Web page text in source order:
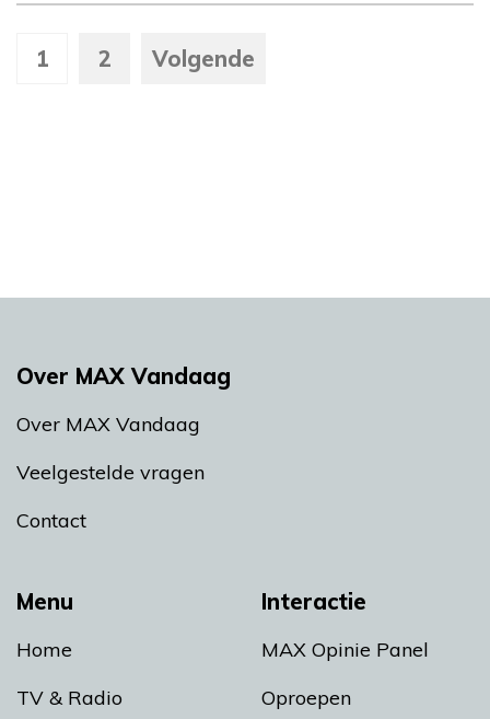
1 2 Volgende
Menu
Home
TV & Radio
Interactie
MAX Opinie Panel
Oproepen
Over MAX Vandaag
Over MAX Vandaag
Veelgestelde vragen
Contact